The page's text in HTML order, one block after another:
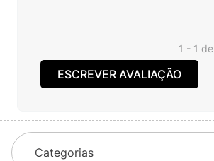
1 - 1de
ESCREVER AVALIAÇÃO
Categorias